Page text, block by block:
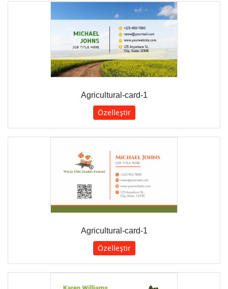
Agricultural-card-1
Özelleştir
Agricultural-card-1
Özelleştir